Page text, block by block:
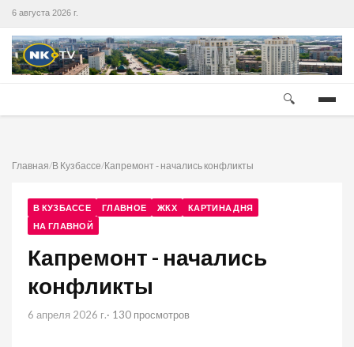
6 августа 2026 г.
🔍
Главная/В Кузбассе/Капремонт - начались конфликты
В КУЗБАССЕ ГЛАВНОЕ ЖКХ
КАРТИНА ДНЯ
НА ГЛАВНОЙ
Капремонт - начались
конфликты
6 апреля 2026 г.· 130 просмотров